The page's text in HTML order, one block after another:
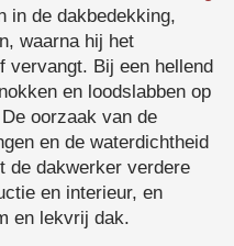
in de dakbedekking,
waarna hij het
vervangt. Bij een hellend
en loodslabben op
oorzaak van de
en de waterdichtheid
de dakwerker verdere
en interieur, en
en lekvrij dak.